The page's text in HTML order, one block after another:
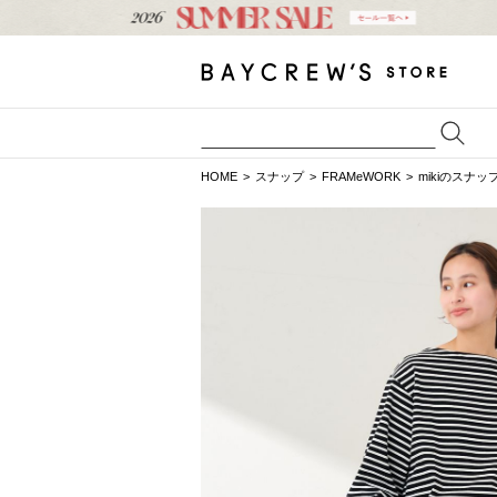
HOME スナップ FRAMeWORK mikiのスナッ